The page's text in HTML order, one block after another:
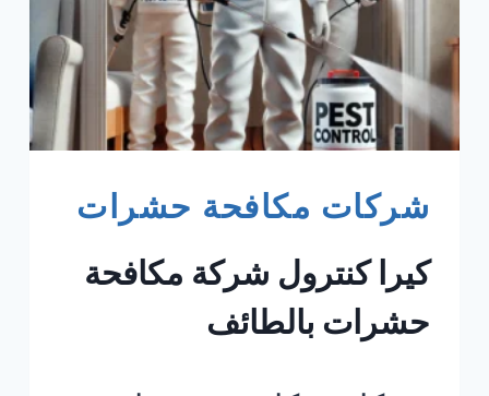
شركات مكافحة حشرات
كيرا كنترول شركة مكافحة
حشرات بالطائف